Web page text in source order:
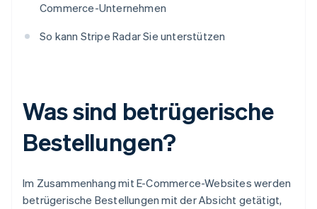
Commerce-Unternehmen
So kann Stripe Radar Sie unterstützen
Was sind betrügerische
Bestellungen?
Im Zusammenhang mit E-Commerce-Websites werden
betrügerische Bestellungen mit der Absicht getätigt,